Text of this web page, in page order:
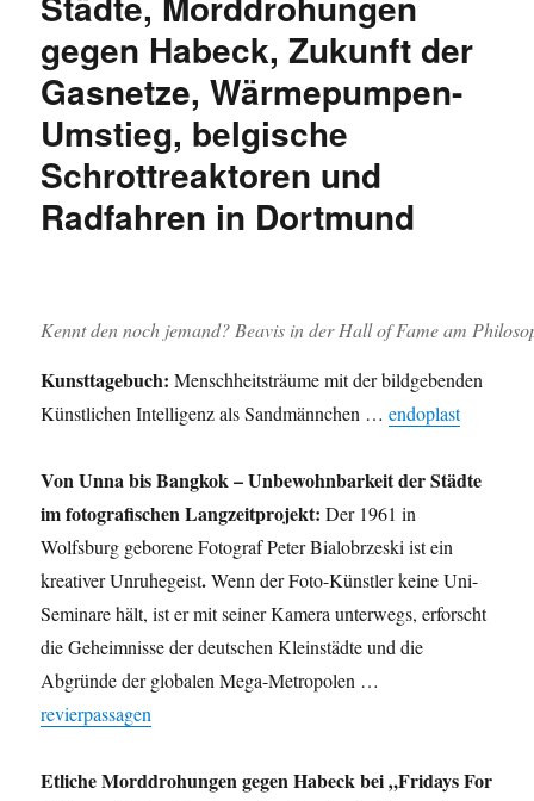
gegen Habeck, Zukunft der
Gasnetze, Wärmepumpen-
Umstieg, belgische
Schrottreaktoren und
Radfahren in Dortmund
Kennt den noch jemand? Beavis in der Hall of Fame am
Kunsttagebuch:Menschheitsträume mit der bildgebenden
Künstlichen Intelligenz als Sandmännchen …endoplast
Von Unna bis Bangkok – Unbewohnbarkeit der Städte
im fotografischen Langzeitprojekt: Der 1961 in
Wolfsburg geborene Fotograf Peter Bialobrzeski ist ein
kreativer Unruhegeist.Wenn der Foto-Künstler keine Uni-
Seminare hält, ist er mit seiner Kamera unterwegs, erforscht
die Geheimnisse der deutschen Kleinstädte und die
Abgründe der globalen Mega-Metropolen …
revierpassagen
Etliche Morddrohungen gegen Habeck bei „Fridays For